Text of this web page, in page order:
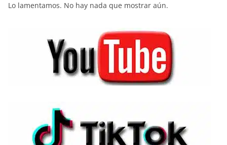
Lo lamentamos. No hay nada que mostrar aún.